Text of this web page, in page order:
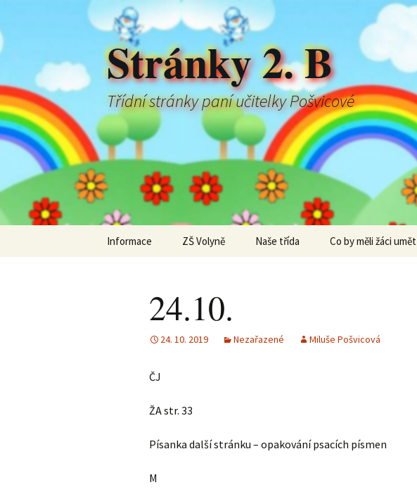
Stránky 2. B
Třídní stránky paní učitelky Pošvicové
Informace ZŠ Volyně Naše třída Co by měli žáci umět
24.10.
24. 10. 2019 Nezařazené Miluše Pošvicová
ČJ
ŽA str. 33
Písanka další stránku – opakování psacích písmen
M